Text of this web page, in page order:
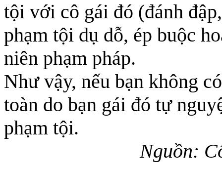
tội với cô gái đó (đánh
phạm tội dụ dỗ, ép buộc
niên phạm pháp.
Như vậy, nếu bạn không
toàn do bạn gái đó tự
phạm tội.
Nguồn: